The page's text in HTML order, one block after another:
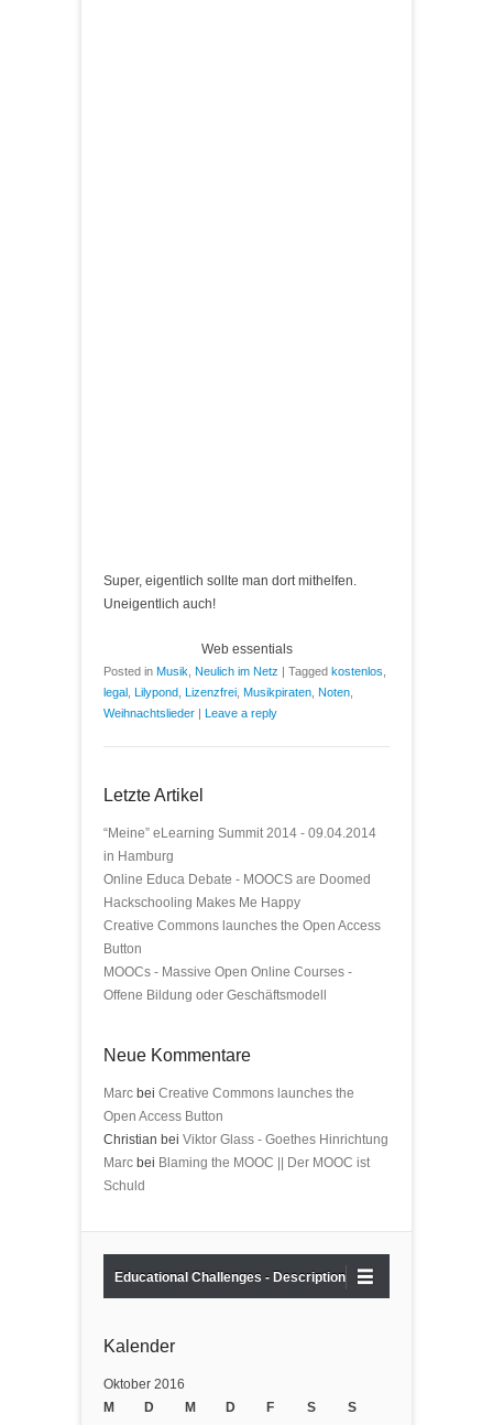
Super, eigentlich sollte man dort mithelfen.
Uneigentlich auch!
Web essentials
Posted in Musik Neulich im Netz | Tagged kostenlos
legal Lilypond Lizenzfrei Musikpiraten Noten
Weihnachtslieder | Leave a reply
Letzte Artikel
“Meine” eLearning Summit 2014 - 09.04.2014
in Hamburg
Online Educa Debate - MOOCS are Doomed
Hackschooling Makes Me Happy
Creative Commons launches the Open Access
Button
MOOCs - Massive Open Online Courses -
Offene Bildung oder Geschäftsmodell
Neue Kommentare
Marc bei Creative Commons launches the
Open Access Button
Christian bei Viktor Glass - Goethes Hinrichtung
Marc bei Blaming the MOOC || Der MOOC ist
Schuld
Educational Challenges - Description
Kalender
Oktober 2016
M
D M D F S
S